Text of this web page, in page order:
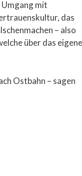
mit
das
– also
über das eigene
Ostbahn – sagen